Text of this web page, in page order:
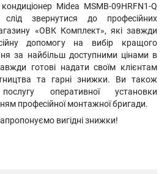
Midea MSMB-09HRFN1-Q
звернутися до професійних
«ОВК Комплект», які завжди
допомогу на вибір кращого
за найбільш доступними цінами в
готові надати своїм клієнтам
та гарні знижки. Ви також
оперативної установки
професійної монтажної бригади.
вигідні знижки!